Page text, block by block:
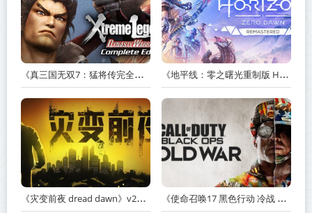
《真三国无双7：猛将传完全版 DYNASTY WARRIORS 7: Xtreme Legends Complete Edition》Build.3602035-免安装中文版【PC/手机双端】丨中文版 《地平线：零之曙光重制版 Horizon Zero Dawn Remastered》v1.5.89.0-送修改器丨中文版网盘下载
《灾变前夜 dread dawn》v20260530-免安装中文版丨中文版网盘下载 《使命召唤17 黑色行动 冷战 Call of Duty: Black Ops Cold War》v1.34.1.15931218-全DLC+送修改器丨中文版网盘下载